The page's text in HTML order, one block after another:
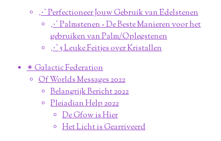
⋰ Perfectioneer Jouw Gebruik van Edelstenen
⋰ Palmstenen - De Beste Manieren voor het
gebruiken van Palm/Oplegstenen
⋰ 5 Leuke Feitjes over Kristallen
✴︎ Galactic Federation
Of Worlds Messages 2022
Belangrijk Bericht 2022
Pleiadian Help 2022
De Gfow is Hier
Het Licht is Gearriveerd